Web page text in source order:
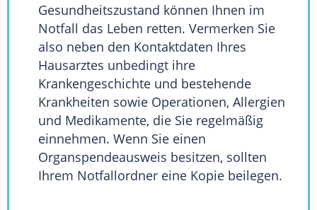
Gesundheitszustand können Ihnen im
Notfall das Leben retten. Vermerken Sie
also neben den Kontaktdaten Ihres
Hausarztes unbedingt ihre
Krankengeschichte und bestehende
Krankheiten sowie Operationen, Allergien
und Medikamente, die Sie regelmäßig
einnehmen. Wenn Sie einen
Organspendeausweis besitzen, sollten
Ihrem Notfallordner eine Kopie beilegen.